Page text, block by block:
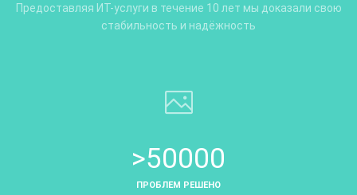
Предоставляя ИТ-услуги в течение 10 лет мы доказали свою
стабильность и надёжность
>50000
ПРОБЛЕМ РЕШЕНО